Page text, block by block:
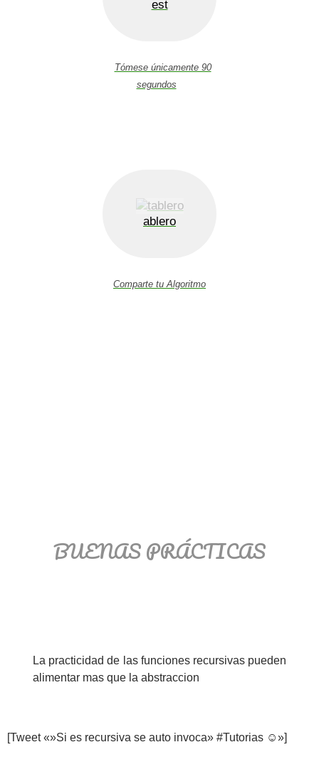
est
Tómese únicamente 90
segundos
ablero
Comparte tu Algoritmo
BUENAS PRÁCTICAS
La practicidad de las funciones recursivas pueden
alimentar mas que la abstraccion
[Tweet «»Si es recursiva se auto invoca» #Tutorias ☺»]